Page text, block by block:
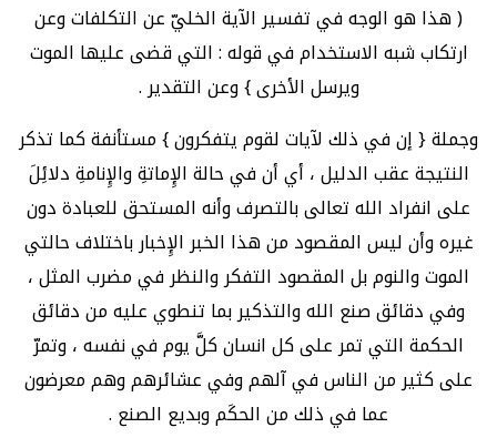
( هذا هو الوجه في تفسير الآية الخليّ عن التكلفات وعن
ارتكاب شبه الاستخدام في قوله : التي قضى عليها الموت
ويرسل الأخرى } وعن التقدير .
وجملة { إن في ذلك لآيات لقوم يتفكرون } مستأنفة كما تذكر
النتيجة عقب الدليل ، أي أن في حالة الإِماتةِ والإِنامةِ دلائِلَ
على انفراد الله تعالى بالتصرف وأنه المستحق للعبادة دون
غيره وأن ليس المقصود من هذا الخبر الإِخبار باختلاف حالتي
الموت والنوم بل المقصود التفكر والنظر في مضرب المثل ،
وفي دقائق صنع الله والتذكير بما تنطوي عليه من دقائق
الحكمة التي تمر على كل انسان كلَّ يوم في نفسه ، وتمرّ
على كثير من الناس في آلهم وفي عشائرهم وهم معرضون
عما في ذلك من الحكَم وبديع الصنع .